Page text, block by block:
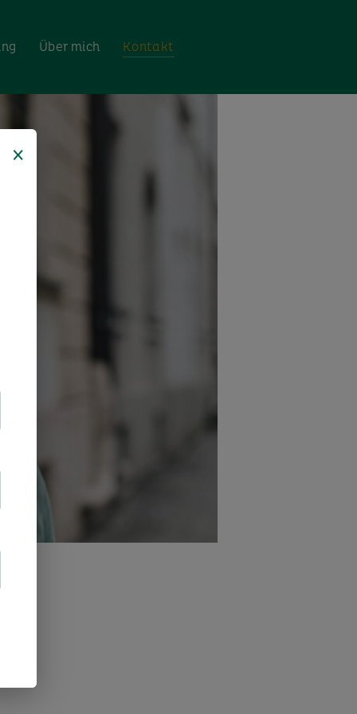
Über mich Kontakt
×